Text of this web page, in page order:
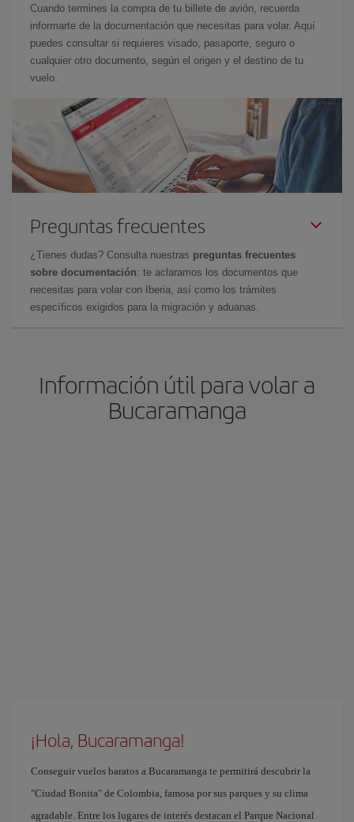
Cuando termines la compra de tu billete de avión, recuerda
informarte de la documentación que necesitas para volar. Aquí
puedes consultar si requieres visado, pasaporte, seguro o
cualquier otro documento, según el origen y el destino de tu
vuelo.
Preguntas frecuentes
¿Tienes dudas? Consulta nuestras preguntas frecuentes
sobre documentación: te aclaramos los documentos que
necesitas para volar con Iberia, así como los trámites
específicos exigidos para la migración y aduanas.
Información útil para volar a
Bucaramanga
¡Hola, Bucaramanga!
Conseguir vuelos baratos a Bucaramanga te permitirá descubrir la
"Ciudad Bonita" de Colombia, famosa por sus parques y su clima
agradable. Entre los lugares de interés destacan el Parque Nacional